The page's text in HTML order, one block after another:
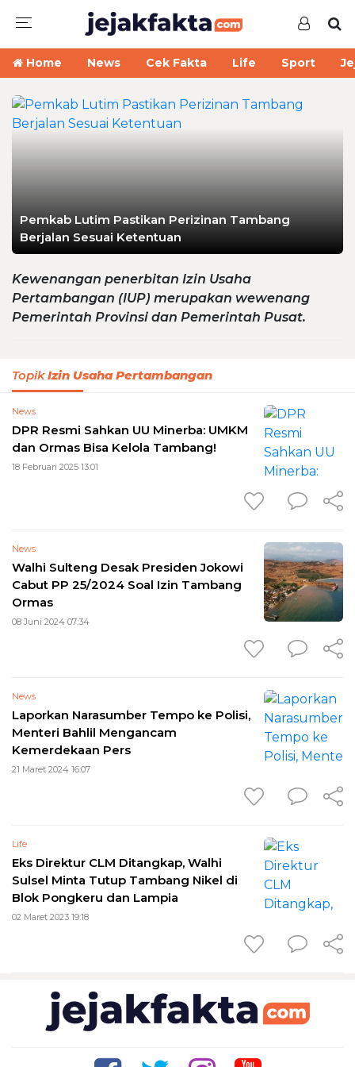
Home News Cek Fakta Life Sport
Pemkab Lutim Pastikan Perizinan Tambang
Berjalan Sesuai Ketentuan
Kewenangan penerbitan Izin Usaha
Pertambangan (IUP) merupakan wewenang
Pemerintah Provinsi dan Pemerintah Pusat.
TopikIzin Usaha Pertambangan
News
DPR Resmi Sahkan UU Minerba: UMKM
dan Ormas Bisa Kelola Tambang!
18 Februari 2025 13:01
News
Walhi Sulteng Desak Presiden Jokowi
Cabut PP 25/2024 Soal Izin Tambang
Ormas
08 Juni 2024 07:34
News
Laporkan Narasumber Tempo ke Polisi,
Menteri Bahlil Mengancam
Kemerdekaan Pers
21 Maret 2024 16:07
Life
Eks Direktur CLM Ditangkap, Walhi
Sulsel Minta Tutup Tambang Nikel di
Blok Pongkeru dan Lampia
02 Maret 2023 19:18